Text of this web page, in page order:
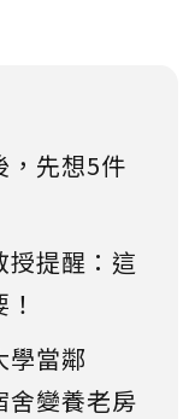
，先想5件
授提醒：這
學當鄰
舍變養老房